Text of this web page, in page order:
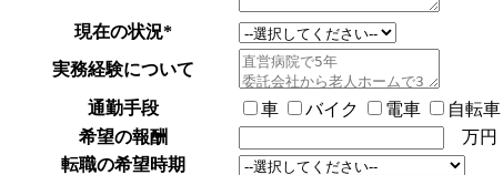
現在の状況*
実務経験について
通勤手段 車 バイク 電車
自転
希望の報酬
万円
転職の希望時期